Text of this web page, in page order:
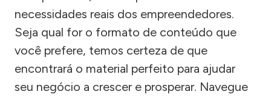
necessidades reais dos empreendedores.
Seja qual for o formato de conteúdo que
você prefere, temos certeza de que
encontrará o material perfeito para ajudar
seu negócio a crescer e prosperar. Navegue